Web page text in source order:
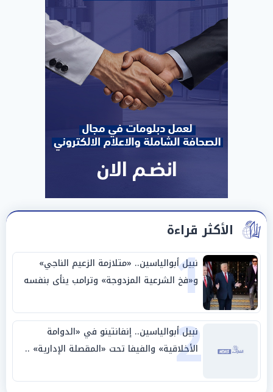
الأكثر قراءة
1
نبيل أبوالياسين.. «متلازمة الزعيم الناجي»
و«فخ الشرعية المزدوجة» وترامب ينأى بنفسه
وحليفه في «ميتم استراتيجي»
2
نبيل أبوالياسين.. إنفانتينو في «الدوامة
الأخلاقية» والفيفا تحت «المقصلة الإدارية» ..
«عبادة العرش وجنازة المصداقية»